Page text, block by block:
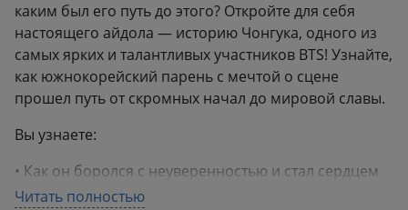
каким был его путь до этого? Откройте для себя
настоящего айдола — историю Чонгука, одного из
самых ярких и талантливых участников BTS! Узнайте,
как южнокорейский парень с мечтой о сцене
прошел путь от скромных начал до мировой славы.
Вы узнаете:
• Как он боролся с неуверенностью и стал сердцем
группы.
Читать полностью